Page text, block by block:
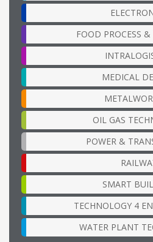
FOOD PROCESS
MEDICAL
OIL GAS
POWER &
SMART
TECHNOLOGY 4
WATER PLANT